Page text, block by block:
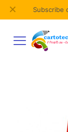
Subscribe
✕